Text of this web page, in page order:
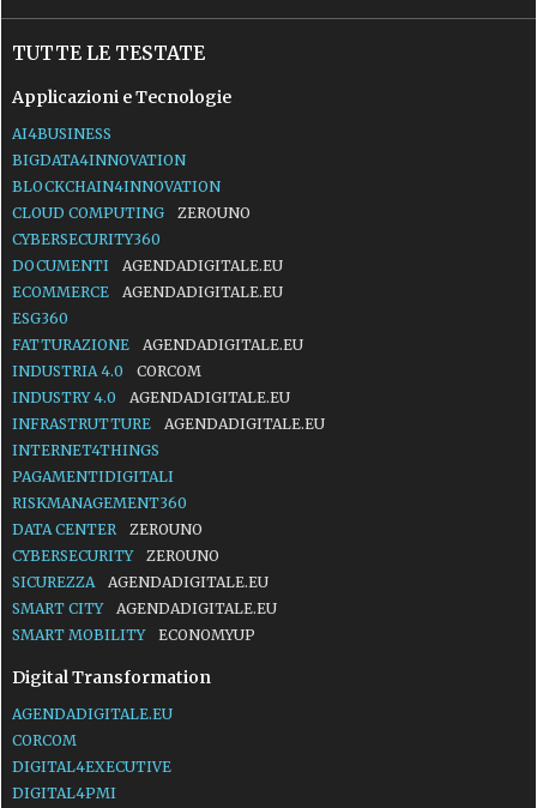
TUTTE LE TESTATE
Applicazioni e Tecnologie
AI4BUSINESS
BIGDATA4INNOVATION
BLOCKCHAIN4INNOVATION
CLOUD COMPUTING
ZEROUNO
CYBERSECURITY360
DOCUMENTI
AGENDADIGITALE.EU
ECOMMERCE
AGENDADIGITALE.EU
ESG360
FATTURAZIONE
AGENDADIGITALE.EU
INDUSTRIA 4.0
CORCOM
INDUSTRY 4.0
AGENDADIGITALE.EU
INFRASTRUTTURE
AGENDADIGITALE.EU
INTERNET4THINGS
PAGAMENTIDIGITALI
RISKMANAGEMENT360
DATA CENTER
ZEROUNO
CYBERSECURITY
ZEROUNO
SICUREZZA
AGENDADIGITALE.EU
SMART CITY
AGENDADIGITALE.EU
SMART MOBILITY
ECONOMYUP
Digital Transformation
AGENDADIGITALE.EU
CORCOM
DIGITAL4EXECUTIVE
DIGITAL4PMI